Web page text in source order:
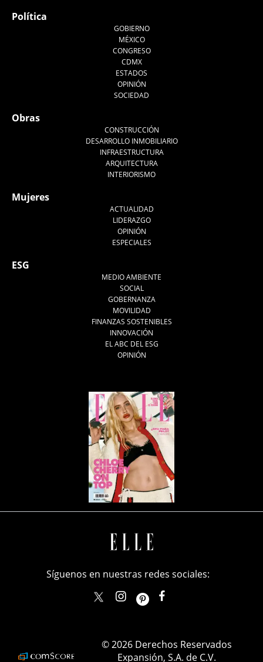
Política
GOBIERNO
MÉXICO
CONGRESO
CDMX
ESTADOS
OPINIÓN
SOCIEDAD
Obras
CONSTRUCCIÓN
DESARROLLO INMOBILIARIO
INFRAESTRUCTURA
ARQUITECTURA
INTERIORISMO
Mujeres
ACTUALIDAD
LIDERAZGO
OPINIÓN
ESPECIALES
ESG
MEDIO AMBIENTE
SOCIAL
GOBERNANZA
MOVILIDAD
FINANZAS SOSTENIBLES
INNOVACIÓN
EL ABC DEL ESG
OPINIÓN
Síguenos en nuestras redes sociales:
elle_mexicoellemexico
© 2026 Derechos Reservados
Expansión, S.A. de C.V.